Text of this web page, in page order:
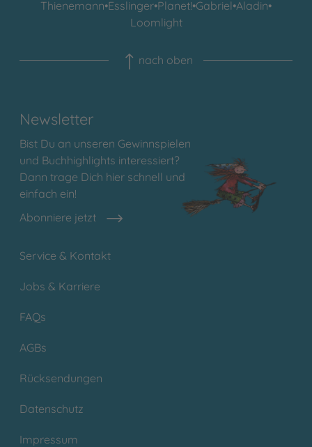
Thienemann•Esslinger•Planet!•Gabriel•Aladin•
Loomlight
nach oben
Newsletter
Bist Du an unseren Gewinnspielen
und Buchhighlights interessiert?
Dann trage Dich hier schnell und
einfach ein!
Abonniere jetzt
Service & Kontakt
Jobs & Karriere
FAQs
AGBs
Rücksendungen
Datenschutz
Impressum